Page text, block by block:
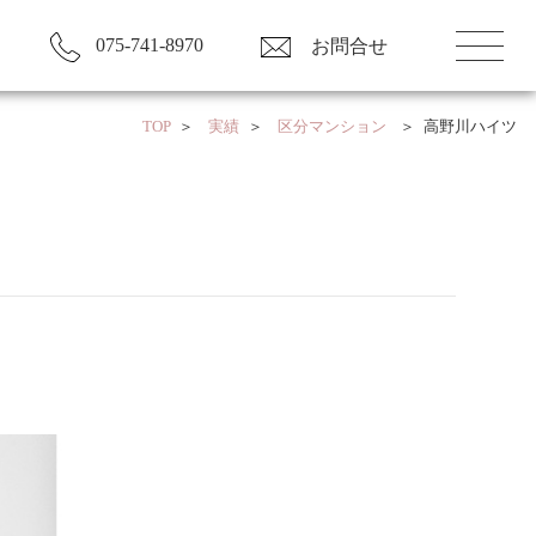
075-741-8970 お問合せ
TOP 実績 区分マンション 高野川ハイツ